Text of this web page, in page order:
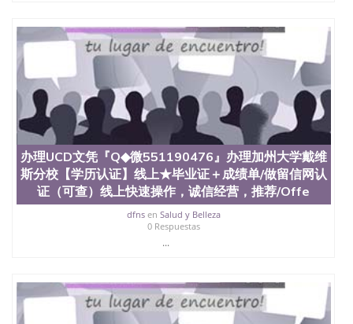
University）圣何塞州立大学学位证（San Jose State
University）圣何塞州立大学结业证（San Jose State
University）圣何塞州立大学结业证（San Jose State
University）圣何塞州立大学结业证（San Jose State
University）圣何塞州立大学学位证（San Jose State
University）圣何塞州立大学学位证（San Jose State
University）圣何塞州立大学学历证书（San Jose
State University）圣何塞州立大学学历证书（San
Jose State University）圣何塞州立大学学历证书
（San Jose State University）澳洲读书未毕业找人做
文凭学位qq微信551190476澳洲读CQU中央昆士兰大
学学历 绩单购买学位证书/澳洲读本科硕士做文凭/购
买澳洲大学毕业证成绩单假文凭学历
offieUniversityofSouthernQueensland 澳洲读书未毕
业找人做文凭学位qq微信551190476澳洲读CQU中央
理克莱姆森大学文凭『Q◆微551190476』办理克莱姆
森大学【学历认证】线上★毕业证＋成绩单/做留信
网认证（可查）线上快速操作，诚信经营，推
办理UCD文凭『Q◆微551190476』办理加州大学戴维
斯分校【学历认证】线上★毕业证＋成绩单/做留信网认
证（可查）线上快速操作，诚信经营，推荐/Offe
dfnsen Salud y Belleza
0 Respuestas
...